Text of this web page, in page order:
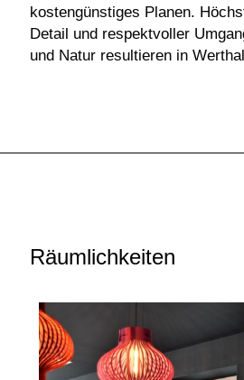
kostengünstiges Planen.
Detail und respektvoller
und Natur resultieren in
Räumlichkeiten